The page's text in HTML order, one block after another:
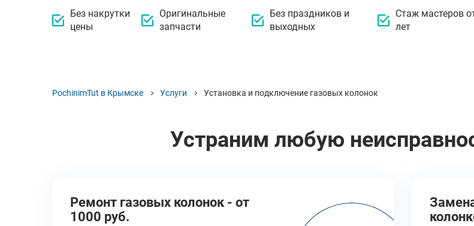
Без накрутки
цены
Оригинальные
запчасти
Без праздников и
выходных
Стаж мастеров
лет
PochinimTut в Крымске Услуги Установка и подключение газовых колонок
Устраним любую
Ремонт газовых колонок - от
1000 руб.